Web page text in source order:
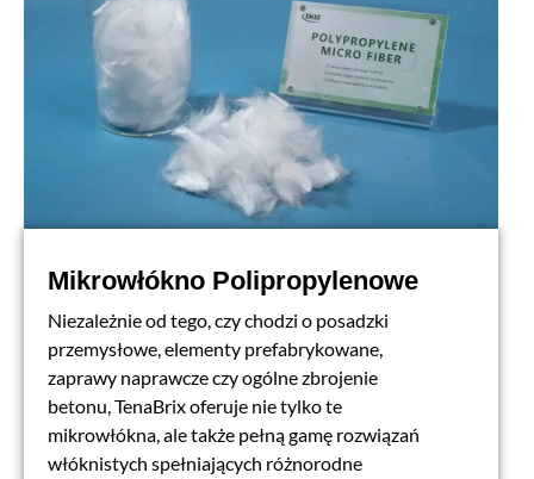
Mikrowłókno Polipropylenowe
Niezależnie od tego, czy chodzi o posadzki
przemysłowe, elementy prefabrykowane,
zaprawy naprawcze czy ogólne zbrojenie
betonu, TenaBrix oferuje nie tylko te
mikrowłókna, ale także pełną gamę rozwiązań
włóknistych spełniających różnorodne